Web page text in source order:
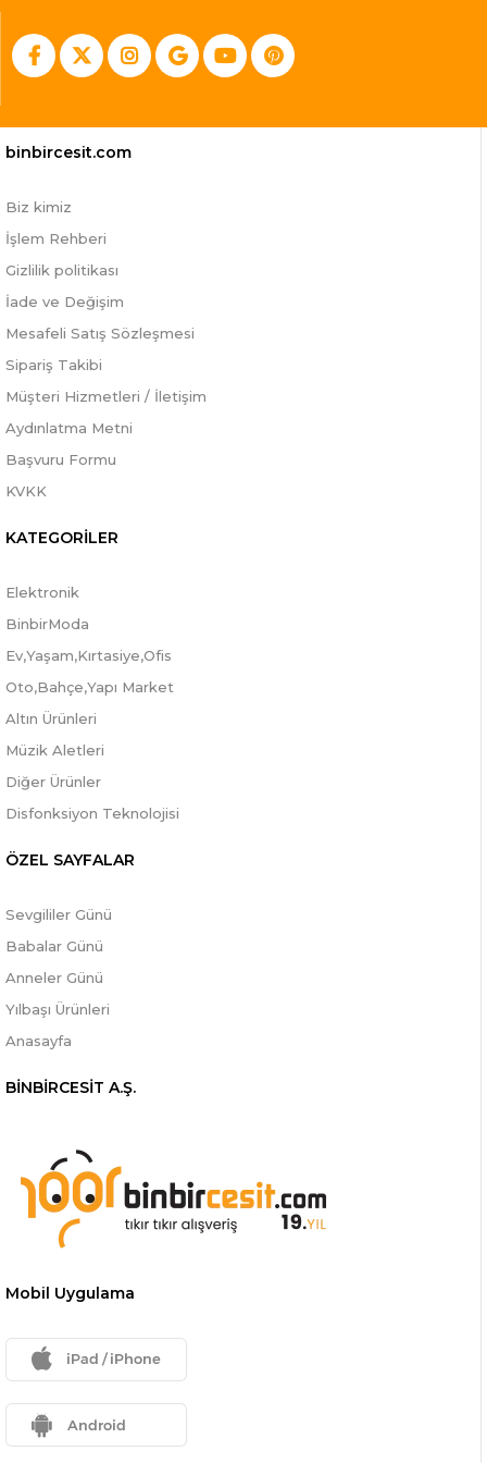
binbircesit.com
Biz kimiz
İşlem Rehberi
Gizlilik politikası
İade ve Değişim
Mesafeli Satış Sözleşmesi
Sipariş Takibi
Müşteri Hizmetleri / İletişim
Aydınlatma Metni
Başvuru Formu
KVKK
KATEGORİLER
Elektronik
BinbirModa
Ev,Yaşam,Kırtasiye,Ofis
Oto,Bahçe,Yapı Market
Altın Ürünleri
Müzik Aletleri
Diğer Ürünler
Disfonksiyon Teknolojisi
ÖZEL SAYFALAR
Sevgililer Günü
Babalar Günü
Anneler Günü
Yılbaşı Ürünleri
Anasayfa
BİNBİRCESİT A.Ş.
Mobil Uygulama